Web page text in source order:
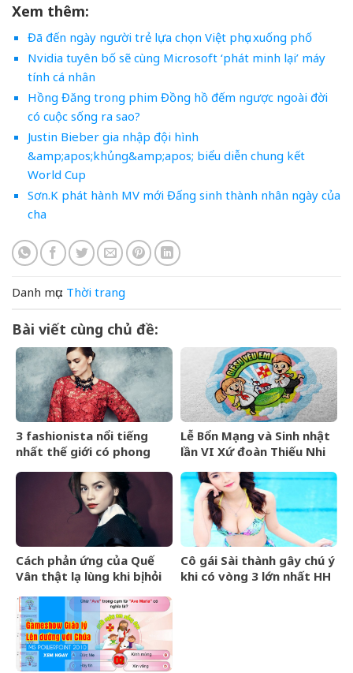
Xem thêm:
Đã đến ngày người trẻ lựa chọn Việt phục xuống phố
Nvidia tuyên bố sẽ cùng Microsoft ‘phát minh lại’ máy
tính cá nhân
Hồng Đăng trong phim Đồng hồ đếm ngược ngoài đời
có cuộc sống ra sao?
Justin Bieber gia nhập đội hình
&amp;apos;khủng&amp;apos; biểu diễn chung kết
World Cup
Sơn.K phát hành MV mới Đấng sinh thành nhân ngày của
cha
Danh mục: Thời trang
Bài viết cùng chủ đề:
3 fashionista nổi tiếng
nhất thế giới có phong
Lễ Bổn Mạng và Sinh nhật
lần VI Xứ đoàn Thiếu Nhi
Cách phản ứng của Quế
Vân thật lạ lùng khi bị hỏi
Cô gái Sài thành gây chú ý
khi có vòng 3 lớn nhất HH